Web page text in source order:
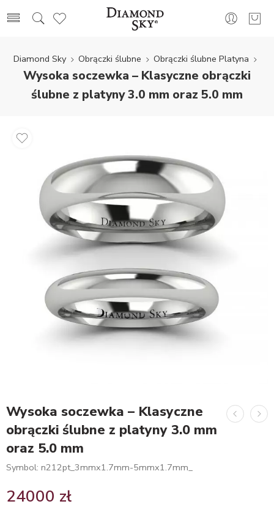
Diamond Sky Obrączki ślubne Obrączki ślubne Platyna
Wysoka soczewka – Klasyczne obrączki
ślubne z platyny 3.0 mm oraz 5.0 mm
Wysoka soczewka – Klasyczne
obrączki ślubne z platyny 3.0 mm
oraz 5.0 mm
Symbol: n212pt_3mmx1.7mm-5mmx1.7mm_
24000 zł